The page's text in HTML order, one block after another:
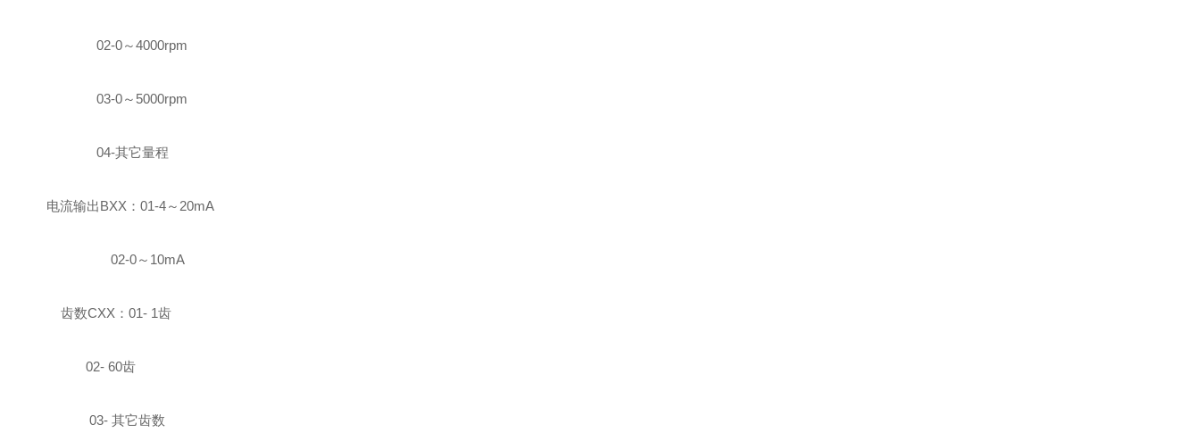
02-0～4000rpm
03-0～ 5000rpm
04-其它量程
电流输出BXX ：01-4～ 20mA
02-0～ 10mA
齿数CXX ：01- 1齿
02- 60齿
03-其它齿数